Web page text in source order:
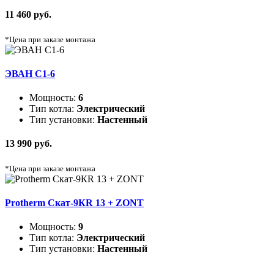
11 460 руб.
*Цена при заказе монтажа
ЭВАН C1-6
Мощность: 6
Тип котла: Электрический
Тип установки: Настенный
13 990 руб.
*Цена при заказе монтажа
Protherm Скат-9КR 13 + ZONT
Мощность: 9
Тип котла: Электрический
Тип установки: Настенный